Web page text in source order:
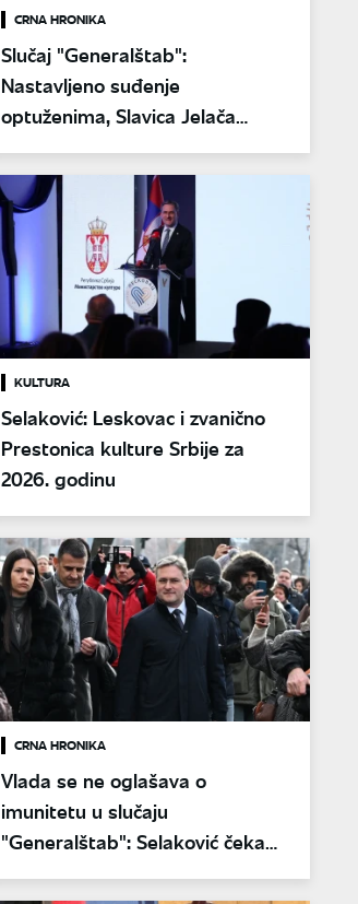
CRNA HRONIKA
Slučaj "Generalštab":
Nastavljeno suđenje
optuženima, Slavica Jelača
negirala krivicu
KULTURA
Selaković: Leskovac i zvanično
Prestonica kulture Srbije za
2026. godinu
CRNA HRONIKA
Vlada se ne oglašava o
imunitetu u slučaju
"Generalštab": Selaković čeka
odluku do 15. aprila